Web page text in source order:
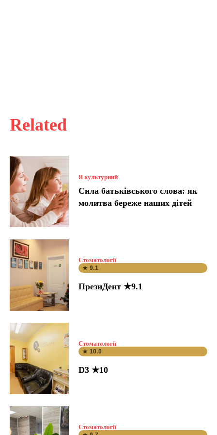
Related
Я культурний
Сила батьківського слова: як
молитва береже наших дітей
Стоматології
★ 9.1
ПрезиДент ★9.1
Стоматології
★ 10.0
D3 ★10
Стоматології